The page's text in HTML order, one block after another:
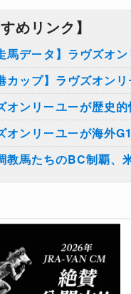
めリンク】
馬データ】ラヴズオ
カップ】ラヴズオン
オンリーユーが歴史
オンリーユーが海外
教馬たちのBC制覇、